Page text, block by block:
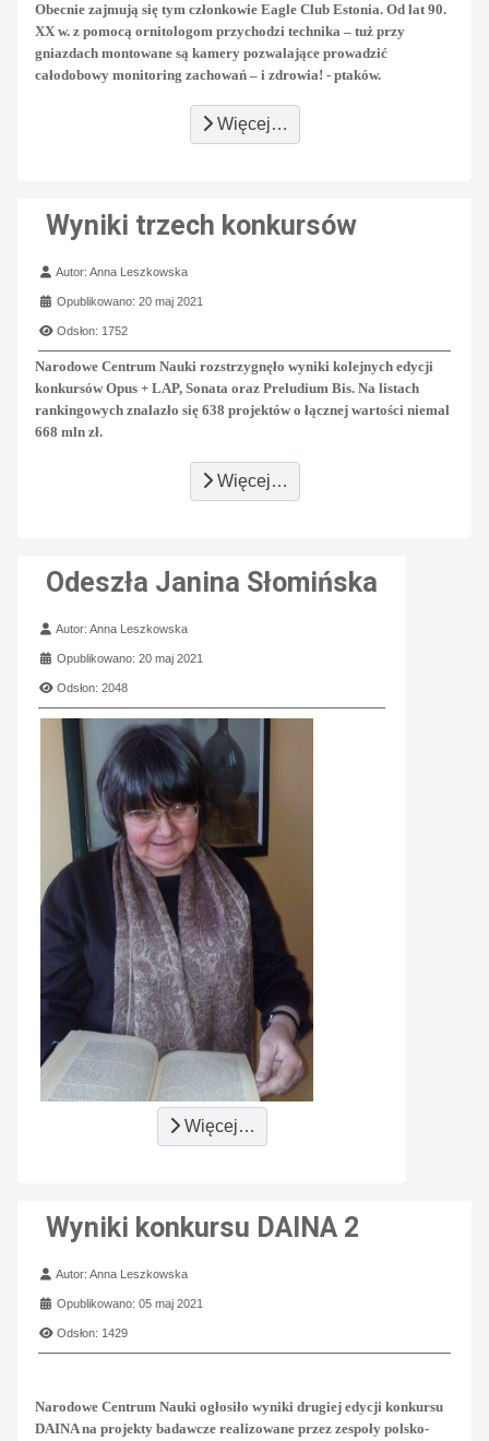
Obecnie zajmują się tym członkowie Eagle Club Estonia. Od lat 90.
XX w. z pomocą ornitologom przychodzi technika – tuż przy
gniazdach montowane są kamery pozwalające prowadzić
całodobowy monitoring zachowań – i zdrowia! - ptaków.
Więcej…
Wyniki trzech konkursów
Szczegóły
Autor:Anna Leszkowska
Opublikowano: 20 maj 2021
Odsłon: 1752
Narodowe Centrum Nauki rozstrzygnęło wyniki kolejnych edycji
konkursów Opus + LAP, Sonata oraz Preludium Bis. Na listach
rankingowych znalazło się 638 projektów o łącznej wartości niemal
668 mln zł.
Więcej…
Odeszła Janina Słomińska
Szczegóły
Autor:Anna Leszkowska
Opublikowano: 20 maj 2021
Odsłon: 2048
Więcej…
Wyniki konkursu DAINA 2
Szczegóły
Autor:Anna Leszkowska
Opublikowano: 05 maj 2021
Odsłon: 1429
Narodowe Centrum Nauki ogłosiło wyniki drugiej edycji konkursu
DAINA na projekty badawcze realizowane przez zespoły polsko-